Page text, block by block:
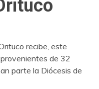
recibe, este
de 32
parte la Diócesis de